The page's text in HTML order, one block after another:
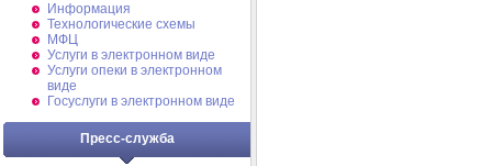
Информация
Технологические схемы
МФЦ
Услуги в электронном виде
Услуги опеки в электронном
виде
Госуслуги в электронном виде
Пресс-служба